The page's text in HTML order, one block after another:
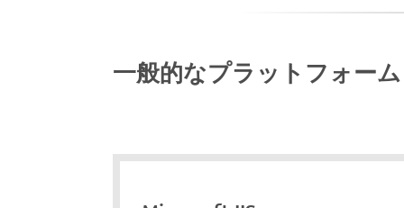
一般的なプラットフォー